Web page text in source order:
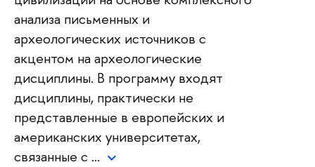
анализа письменных и
археологических источников с
акцентом на археологические
дисциплины. В программу входят
дисциплины, практически не
представленные в европейских и
американских университетах,
связанные с …